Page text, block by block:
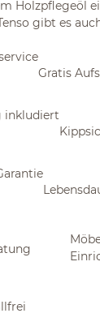
Holzpflegeöl
gibt es
Gratis